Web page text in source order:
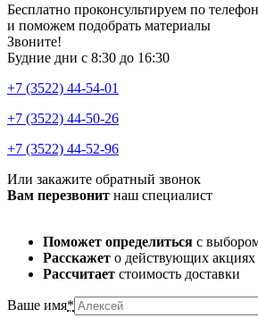
Бесплатно проконсультируем по
и поможем подобрать материалы
Звоните!
Будние дни с 8:30 до 16:30
+7 (3522) 44-54-01
+7 (3522) 44-50-26
+7 (3522) 44-52-96
Или закажите обратный звонок
Вам перезвонит наш специалист
Поможет определиться с
Расскажет о действующих акциях
Рассчитает стоимость доставки
Ваше имя*